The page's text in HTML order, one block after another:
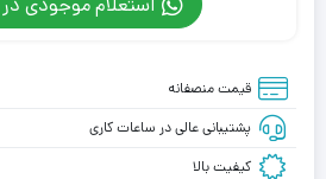
قیمت منصفانه
پشتیبانی عالی در ساعات کاری
کیفیت بالا